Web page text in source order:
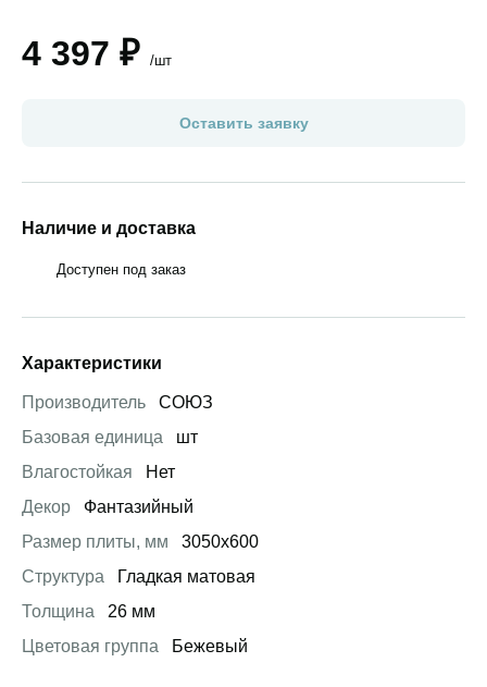
4 397 ₽ /шт
Оставить заявку
Наличие и доставка
Доступен под заказ
Характеристики
Производитель
СОЮЗ
Базовая единица
шт
Влагостойкая
Нет
Декор
Фантазийный
Размер плиты, мм
3050х600
Структура
Гладкая матовая
Толщина
26 мм
Цветовая группа
Бежевый